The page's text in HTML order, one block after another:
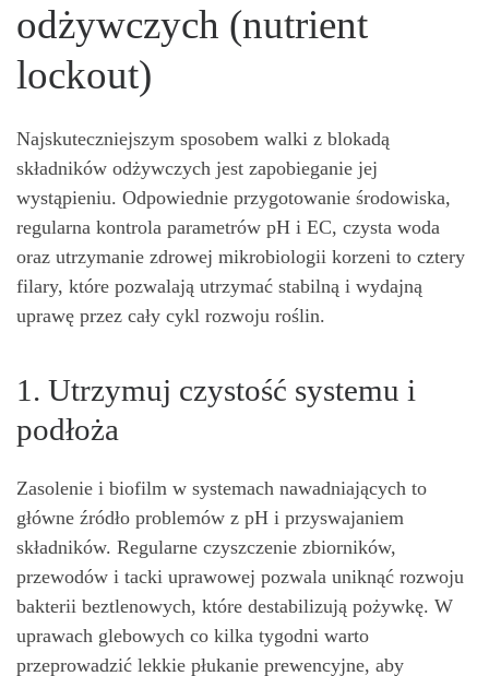
odżywczych (nutrient
lockout)
Najskuteczniejszym sposobem walki z blokadą
składników odżywczych jest zapobieganie jej
wystąpieniu. Odpowiednie przygotowanie środowiska,
regularna kontrola parametrów pH i EC, czysta woda
oraz utrzymanie zdrowej mikrobiologii korzeni to cztery
filary, które pozwalają utrzymać stabilną i wydajną
uprawę przez cały cykl rozwoju roślin.
1. Utrzymuj czystość systemu i
podłoża
Zasolenie i biofilm w systemach nawadniających to
główne źródło problemów z pH i przyswajaniem
składników. Regularne czyszczenie zbiorników,
przewodów i tacki uprawowej pozwala uniknąć rozwoju
bakterii beztlenowych, które destabilizują pożywkę. W
uprawach glebowych co kilka tygodni warto
przeprowadzić lekkie płukanie prewencyjne, aby